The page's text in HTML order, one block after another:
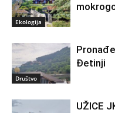
Ekologija
Društvo
Đetinji
UŽICE